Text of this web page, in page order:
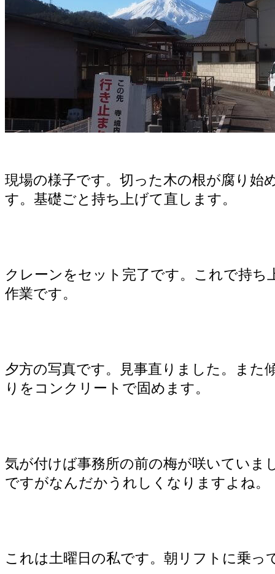
現場の様子です。切った木の根が腐り始
す。基礎ごと持ち上げて直します。
クレーンをセット完了です。これで持ち
作業です。
夕方の写真です。見事直りました。また
りをコンクリートで固めます。
気が付けば事務所の前の梅が咲いていま
ですがなんだかうれしくなりますよね。
これは土曜日の私です。朝リフトに乗っ